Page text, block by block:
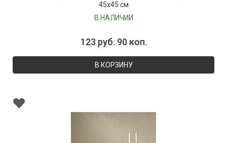
45х45 см
В НАЛИЧИИ
123 руб. 90 коп.
В КОРЗИНУ